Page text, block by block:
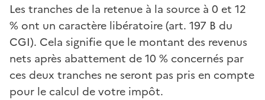
Les tranches de la retenue à la source à 0 et 12
% ont un caractère libératoire (art. 197 B du
CGI). Cela signifie que le montant des revenus
nets après abattement de 10 % concernés par
ces deux tranches ne seront pas pris en compte
pour le calcul de votre impôt.